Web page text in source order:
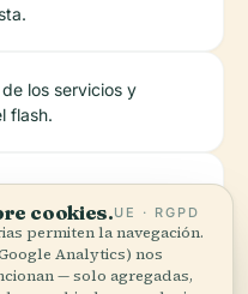
los servicios y
flash.
para obtener
cookies.UE · RGPD
permiten la navegación.
Analytics) nos
— solo agregadas,